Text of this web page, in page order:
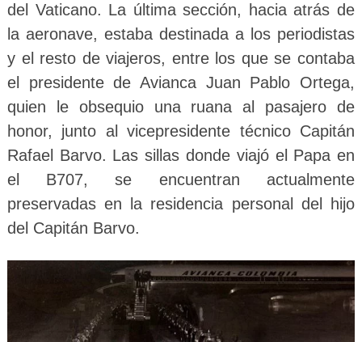
del Vaticano. La última sección, hacia atrás de
la aeronave, estaba destinada a los periodistas
y el resto de viajeros, entre los que se contaba
el presidente de Avianca Juan Pablo Ortega,
quien le obsequio una ruana al pasajero de
honor, junto al vicepresidente técnico Capitán
Rafael Barvo. Las sillas donde viajó el Papa en
el B707, se encuentran actualmente
preservadas en la residencia personal del hijo
del Capitán Barvo.